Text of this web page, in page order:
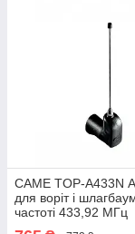
CAME TOP-A433N
для воріт і
частоті 433,92 МГц